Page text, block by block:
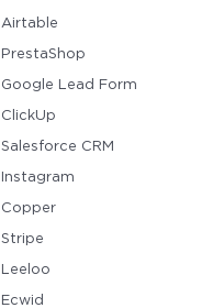
Airtable
PrestaShop
Google Lead Form
ClickUp
Salesforce CRM
Instagram
Copper
Stripe
Leeloo
Ecwid